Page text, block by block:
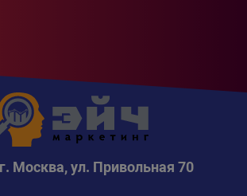
Москва, ул. Привольная 70